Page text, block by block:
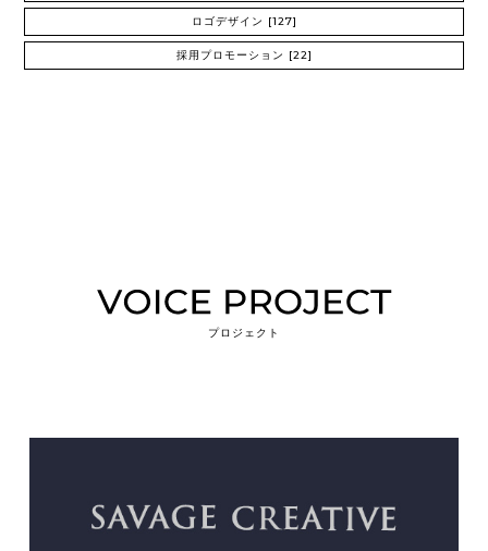
ロゴデザイン [127]
採用プロモーション [22]
プロジェクト